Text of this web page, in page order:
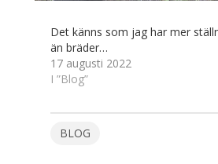
Det känns som jag har mer
än bräder…
17 augusti 2022
I ”Blog”
BLOG